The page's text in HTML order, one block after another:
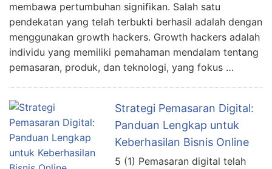
membawa pertumbuhan signifikan. Salah satu
pendekatan yang telah terbukti berhasil adalah dengan
menggunakan growth hackers. Growth hackers adalah
individu yang memiliki pemahaman mendalam tentang
pemasaran, produk, dan teknologi, yang fokus …
Strategi Pemasaran Digital:
Panduan Lengkap untuk
Keberhasilan Bisnis Online
5 (1) Pemasaran digital telah